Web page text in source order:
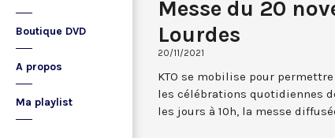
Boutique DVD
A propos
Ma playlist
Messe du 20
Lourdes
20/11/2021
KTO se mobilise pour
les célébrations quotidiennes
les jours à 10h, la messe